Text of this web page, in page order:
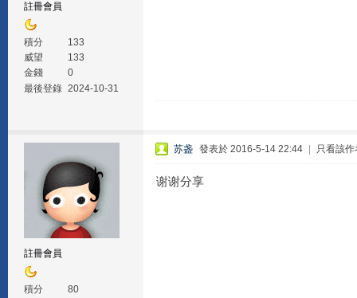
註冊會員
積分
133
威望
133
金錢
0
最後登錄 2024-10-31
註冊會員
積分
80
苏盏 發表於 2016-5-14 22:44 只看該作
谢谢分享